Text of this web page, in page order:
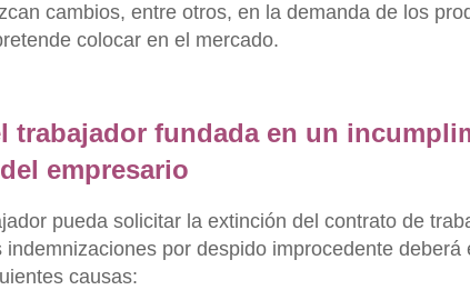
cambios, entre otros, en la demanda de los
colocar en el mercado.
trabajador fundada en un
empresario
pueda solicitar la extinción del contrato de
indemnizaciones por despido improcedente deberá
causas: